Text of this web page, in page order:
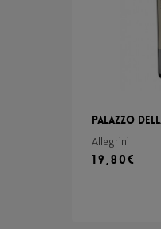
Palazzo
Allegrini
19,80€